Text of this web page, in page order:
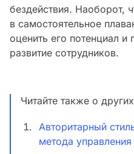
бездействия. Наоборот,
в самостоятельное
оценить его потенциал и
развитие сотрудников.
Читайте также о
Авторитарный
метода управления